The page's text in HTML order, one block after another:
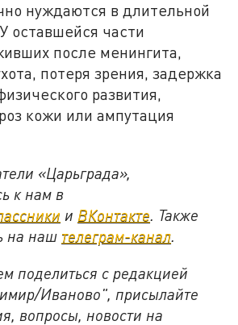
нуждаются в длительной
оставшейся части
после менингита,
потеря зрения, задержка
развития,
кожи или ампутация
«Царьграда»,
к нам в
и ВКонтакте. Также
на наш телеграм-канал.
поделиться с редакцией
Иваново", присылайте
вопросы, новости на